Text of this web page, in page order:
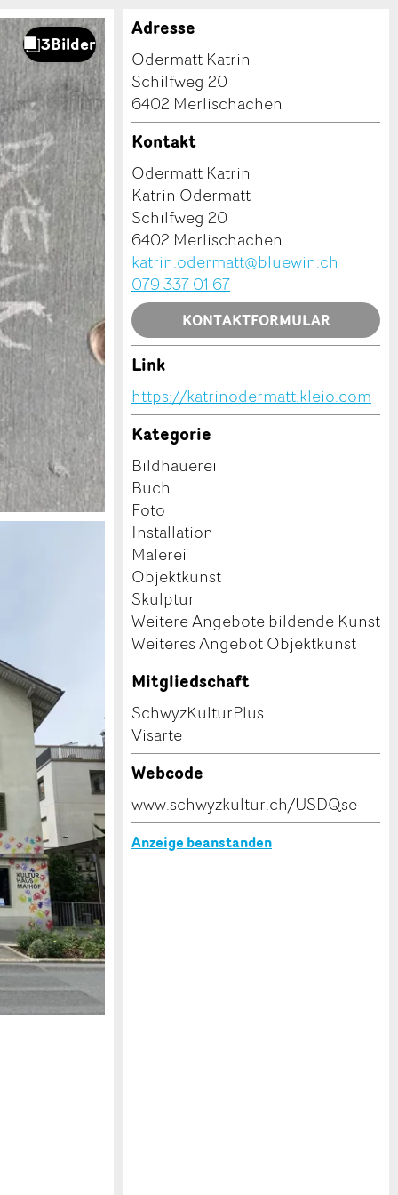
Adresse
Odermatt Katrin
Schilfweg 20
6402 Merlischachen
Kontakt
Odermatt Katrin
Katrin Odermatt
Schilfweg 20
6402 Merlischachen
katrin.odermatt@bluewin.ch
079 337 01 67
KONTAKTFORMULAR
Link
https://katrinodermatt.kleio.com
Kategorie
Bildhauerei
Buch
Foto
Installation
Malerei
Objektkunst
Skulptur
Weitere Angebote bildende Kunst
Weiteres Angebot Objektkunst
Mitgliedschaft
SchwyzKulturPlus
Visarte
Webcode
www.schwyzkultur.ch/USDQse
Anzeige beanstanden